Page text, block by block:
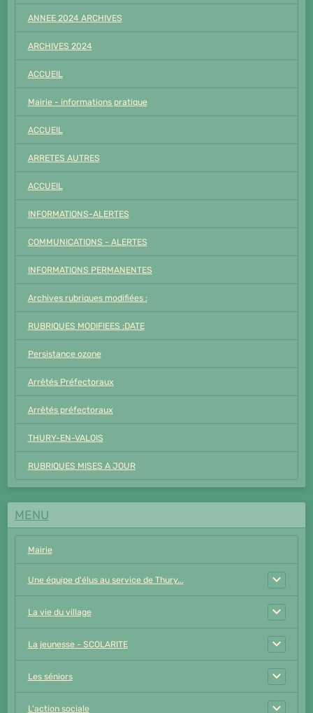
ANNEE 2024 ARCHIVES
ARCHIVES 2024
ACCUEIL
Mairie - informations pratique
ACCUEIL
ARRETES AUTRES
ACCUEIL
INFORMATIONS-ALERTES
COMMUNICATIONS - ALERTES
INFORMATIONS PERMANENTES
Archives rubriques modifiées :
RUBRIQUES MODIFIEES :DATE
Persistance ozone
Arrêtés Préfectoraux
Arrêtés préfectoraux
THURY-EN-VALOIS
RUBRIQUES MISES A JOUR
MENU
Mairie
Une équipe d'élus au service de Thury...
La vie du village
La jeunesse - SCOLARITE
Les séniors
L'action sociale